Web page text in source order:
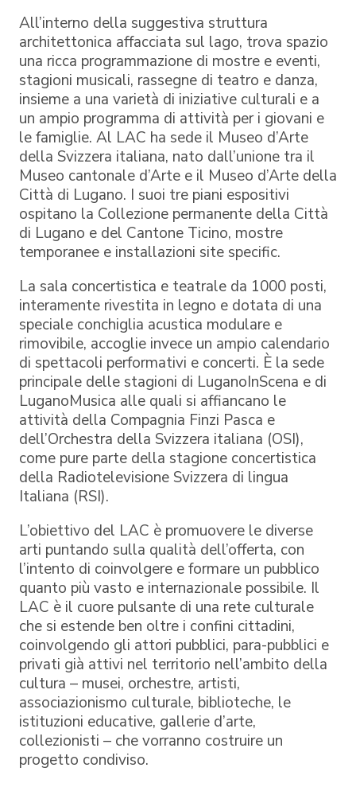
All’interno della suggestiva struttura
architettonica affacciata sul lago, trova spazio
una ricca programmazione di mostre e eventi,
stagioni musicali, rassegne di teatro e danza,
insieme a una varietà di iniziative culturali e a
un ampio programma di attività per i giovani e
le famiglie. Al LAC ha sede il Museo d’Arte
della Svizzera italiana, nato dall’unione tra il
Museo cantonale d’Arte e il Museo d’Arte della
Città di Lugano. I suoi tre piani espositivi
ospitano la Collezione permanente della Città
di Lugano e del Cantone Ticino, mostre
temporanee e installazioni site specific.
La sala concertistica e teatrale da 1000 posti,
interamente rivestita in legno e dotata di una
speciale conchiglia acustica modulare e
rimovibile, accoglie invece un ampio calendario
di spettacoli performativi e concerti. È la sede
principale delle stagioni di LuganoInScena e di
LuganoMusica alle quali si affiancano le
attività della Compagnia Finzi Pasca e
dell’Orchestra della Svizzera italiana (OSI),
come pure parte della stagione concertistica
della Radiotelevisione Svizzera di lingua
Italiana (RSI).
L’obiettivo del LAC è promuovere le diverse
arti puntando sulla qualità dell’offerta, con
l’intento di coinvolgere e formare un pubblico
quanto più vasto e internazionale possibile. Il
LAC è il cuore pulsante di una rete culturale
che si estende ben oltre i confini cittadini,
coinvolgendo gli attori pubblici, para-pubblici e
privati già attivi nel territorio nell’ambito della
cultura – musei, orchestre, artisti,
associazionismo culturale, biblioteche, le
istituzioni educative, gallerie d’arte,
collezionisti – che vorranno costruire un
progetto condiviso.